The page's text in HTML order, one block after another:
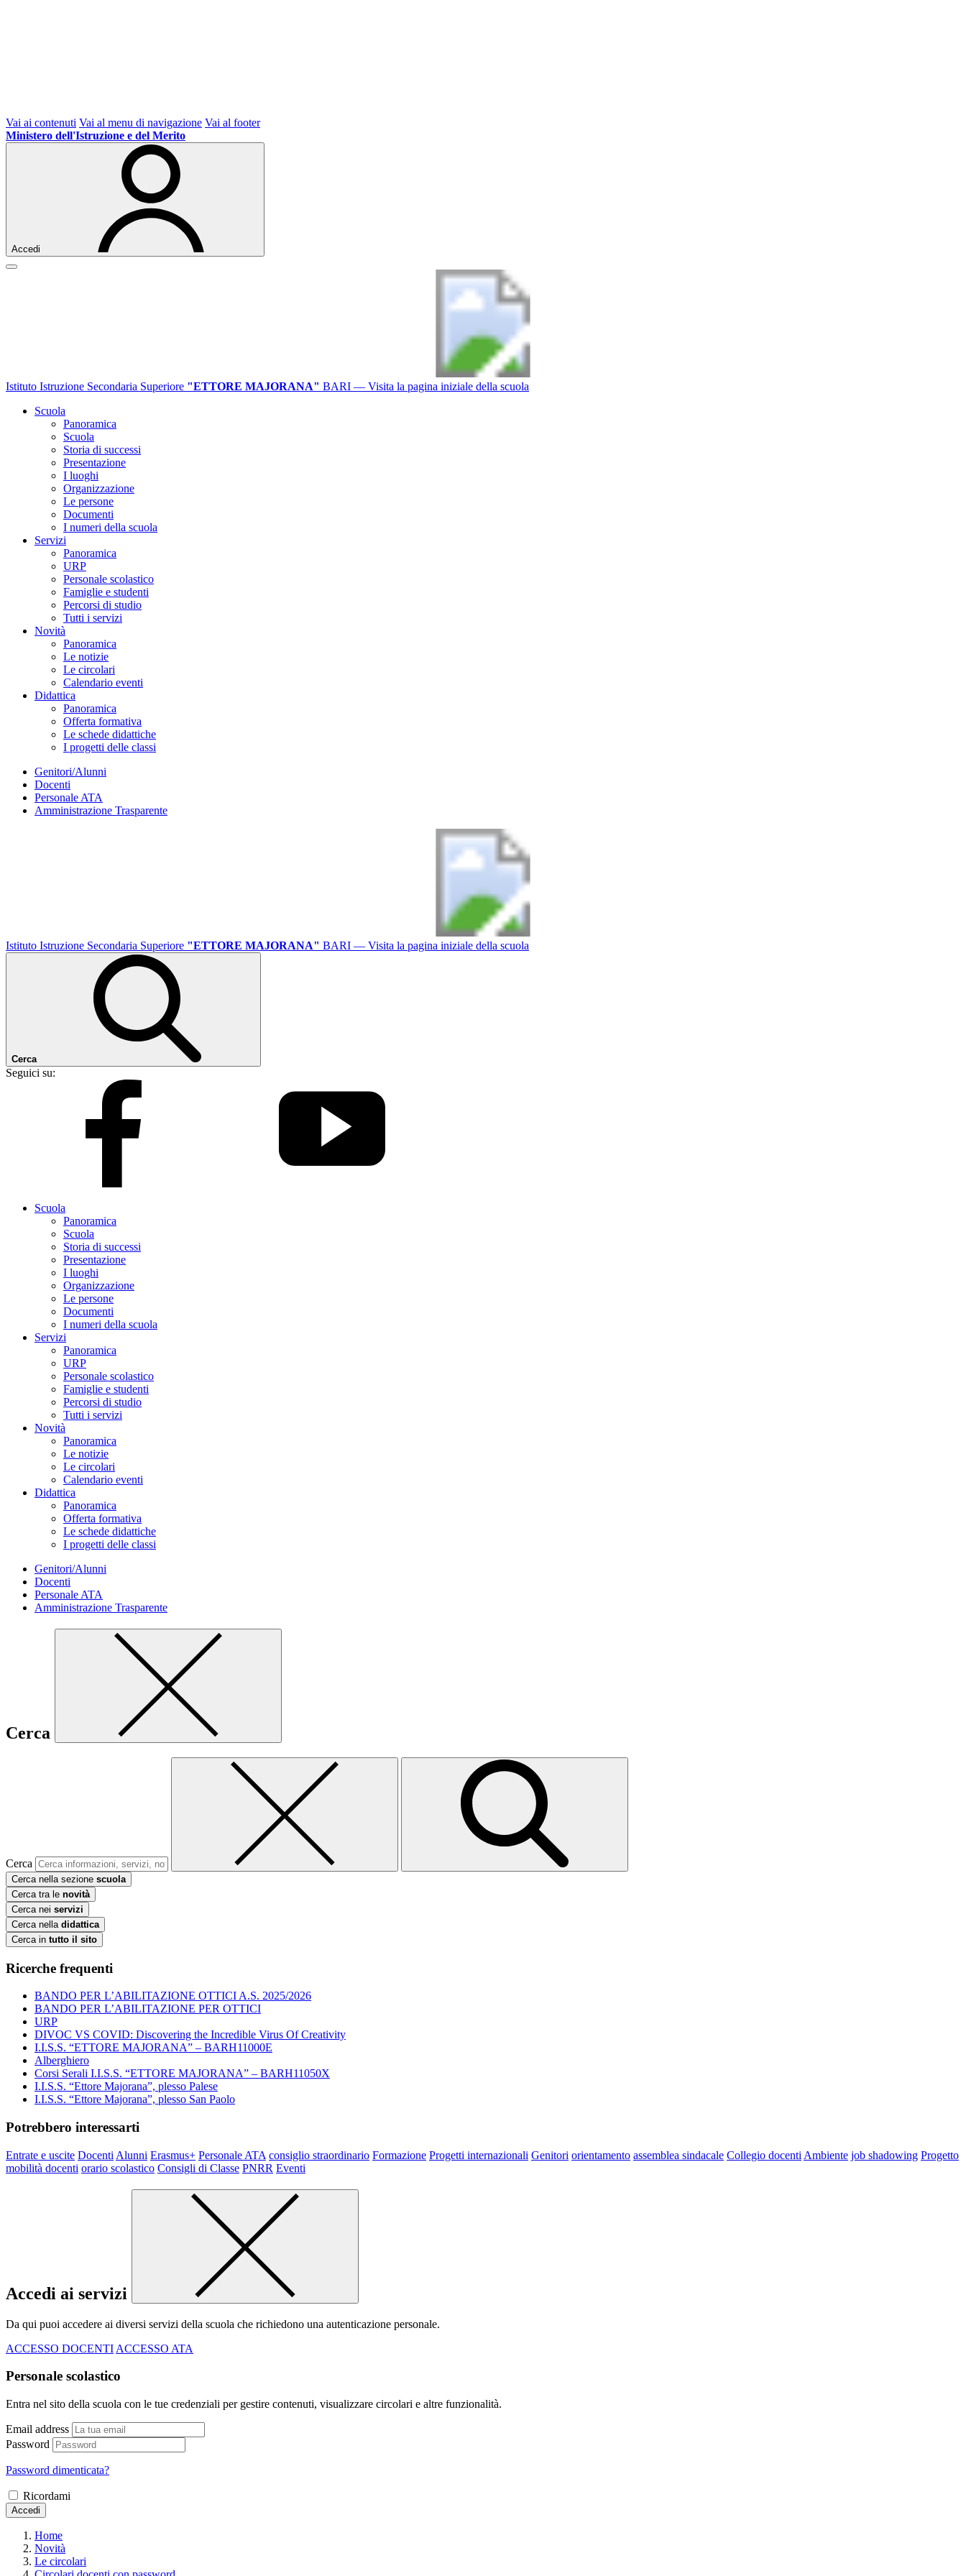
Vai ai contenuti Vai al menu di navigazione Vai al footer
Ministero dell'Istruzione e del Merito
Accedi
Istituto Istruzione Secondaria Superiore "ETTORE MAJORANA" BARI — Visita la pagina iniziale della scuola
Scuola
Panoramica
Scuola
Storia di successi
Presentazione
I luoghi
Organizzazione
Le persone
Documenti
I numeri della scuola
Servizi
Panoramica
URP
Personale scolastico
Famiglie e studenti
Percorsi di studio
Tutti i servizi
Novità
Panoramica
Le notizie
Le circolari
Calendario eventi
Didattica
Panoramica
Offerta formativa
Le schede didattiche
I progetti delle classi
Genitori/Alunni
Docenti
Personale ATA
Amministrazione Trasparente
Istituto Istruzione Secondaria Superiore "ETTORE MAJORANA" BARI — Visita la pagina iniziale della scuola
Cerca
Seguici su:
Scuola
Panoramica
Scuola
Storia di successi
Presentazione
I luoghi
Organizzazione
Le persone
Documenti
I numeri della scuola
Servizi
Panoramica
URP
Personale scolastico
Famiglie e studenti
Percorsi di studio
Tutti i servizi
Novità
Panoramica
Le notizie
Le circolari
Calendario eventi
Didattica
Panoramica
Offerta formativa
Le schede didattiche
I progetti delle classi
Genitori/Alunni
Docenti
Personale ATA
Amministrazione Trasparente
Cerca
Cerca
Cerca nella sezione scuola
Cerca tra le novità
Cerca nei servizi
Cerca nella didattica
Cerca in tutto il sito
Ricerche frequenti
BANDO PER L’ABILITAZIONE OTTICI A.S. 2025/2026
BANDO PER L’ABILITAZIONE PER OTTICI
URP
DIVOC VS COVID: Discovering the Incredible Virus Of Creativity
I.I.S.S. “ETTORE MAJORANA” – BARH11000E
Alberghiero
Corsi Serali I.I.S.S. “ETTORE MAJORANA” – BARH11050X
I.I.S.S. “Ettore Majorana”, plesso Palese
I.I.S.S. “Ettore Majorana”, plesso San Paolo
Potrebbero interessarti
Entrate e uscite Docenti Alunni Erasmus+ Personale ATA consiglio straordinario Formazione Progetti internazionali Genitori orientamento assemblea sindacale Collegio docenti Ambiente job shadowing Progetto
mobilità docenti orario scolastico Consigli di Classe PNRR Eventi
Accedi ai servizi
Da qui puoi accedere ai diversi servizi della scuola che richiedono una autenticazione personale.
ACCESSO DOCENTI ACCESSO ATA
Personale scolastico
Entra nel sito della scuola con le tue credenziali per gestire contenuti, visualizzare circolari e altre funzionalità.
Email address
Password
Password dimenticata?
Ricordami
Accedi
Home
Novità
Le circolari